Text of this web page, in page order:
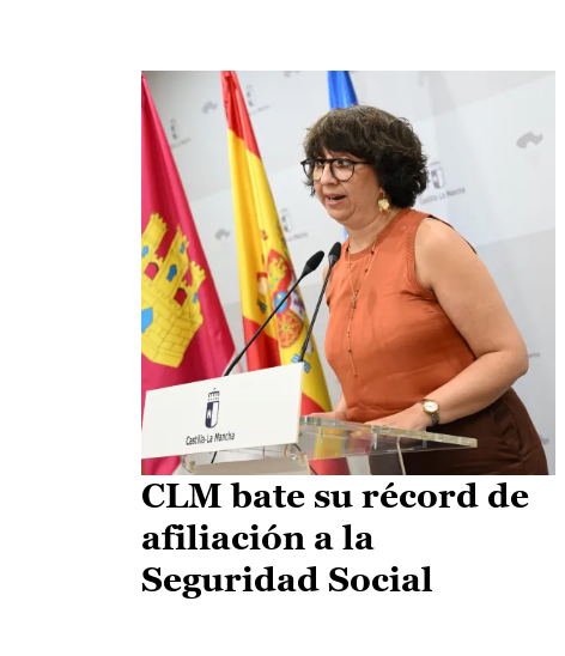
CLM bate su récord de
afiliación a la
Seguridad Social